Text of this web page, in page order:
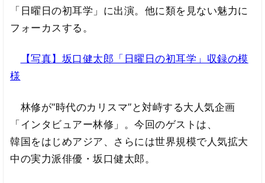
「日曜日の初耳学」に出演。他に類を見ない魅力に
フォーカスする。
【写真】坂口健太郎「日曜日の初耳学」収録の模
様
林修が“時代のカリスマ”と対峙する大人気企画
「インタビュアー林修」。今回のゲストは、
韓国をはじめアジア、さらには世界規模で人気拡大
中の実力派俳優・坂口健太郎。